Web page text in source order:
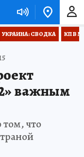
УКРАИНА: СВОДКА КП В
важным
что